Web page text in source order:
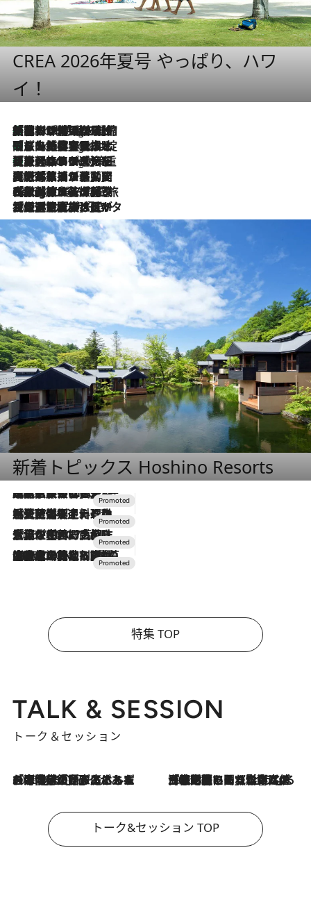
CREA 2026年夏号 やっぱり、ハワ
イ！
9 Hours Ago
「荷物が増えるほど旅ストレスは増す」美容ジャーナリストがたどり着いた最終結論。“化粧品を劇的に減らす”感動の凝縮美容とは
9 Hours Ago
「旅先には金髪ウィッグを持参」日本と同じメイクでは損してる!? 美容ジャーナリストが提案する“掟破りの旅美容”とは
9 Hours Ago
【厳選旅コスメ】「身軽さ＆UV対策重視！」ヘアアーティストshucoが選んだ夏旅ベストコスメを発表【Mサイズジップ】
2026.8.5
【厳選旅コスメ】国内をあちこち移動する河井菜摘が選んだ夏旅ベストコスメ発表！「リラックスアイテムはマスト」【Mサイズジップ】
2026.8.4
【厳選旅コスメ】「紫外線＆乾燥対策しながらメイク感も！」ヘア＆メイクGeorgeが選んだ夏旅ベストコスメを発表！【Mサイズジップ】
2026.8.3
【厳選旅コスメ】「保湿もタイパ重視！」“サウナ好き”タレント清水みさとが愛用する夏旅ベストコスメを発表！【Mサイズジップ】
新着トピックス Hoshino Resorts
2026.7.31
【ホテル帰省】という選択肢をOMOが提案。家族とほどよい距離を保つには「昼は実家、夜は気兼ねなくホテルで！」
2026.7.24
【夏限定ディナーコース】旬を迎える稚鮎や花ズッキーニなどをイタリア・トスカーナの郷土料理の手法で満喫！
2026.7.17
「土佐和ハーブかき氷」がOMO7高知に登場！生姜、山椒、大葉など目にも舌にも涼を呼ぶ郷土の味
2026.7.10
NEW OPEN！【界 草津】名湯の地に誕生。趣の異なる2種の温泉と上州ならではの会席・蕎麦割烹など美食を味わう究極の癒やし旅
特集 TOP
TALK & SESSION
トーク＆セッション
2026.8.3
「今後値上げがあるとすれば…」「リスクがあるのは今年の冬」エネルギー専門家が語る、ホルムズ海峡封鎖が家庭にもたらす“ある心配” 2026.8.3
「住宅建てられない…」「サーチャージ料の高値が続いている」ホルムズ海峡封鎖による影響はいつまで続く？《エネルギー専門家に聞く“どうなる日本の暮らし”》
トーク&セッション TOP